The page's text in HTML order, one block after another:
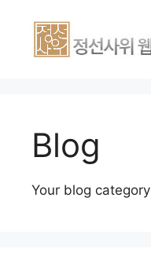
Blog
Your blog category